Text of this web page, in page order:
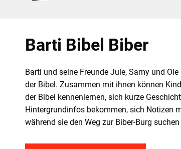
Barti Bibel Biber
Barti und seine Freunde Jule, Samy und
der Bibel. Zusammen mit ihnen können
der Bibel kennenlernen, sich kurze
Hintergrundinfos bekommen, sich Notizen
während sie den Weg zur Biber-Burg